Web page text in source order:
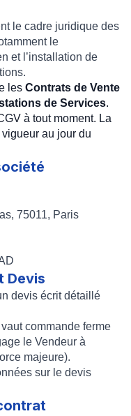
le cadre juridique des
le
et l’installation de
les Contrats de Vente
de Services.
à tout moment. La
au jour du
75011, Paris
Devis
devis écrit détaillé
commande ferme
le Vendeur à
majeure).
sur le devis